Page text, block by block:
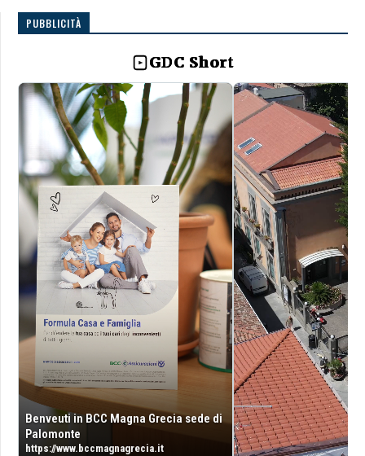
PUBBLICITÀ
GDC Short
Benveuti in BCC Magna Grecia sede di
Palomonte
https://www.bccmagnagrecia.it